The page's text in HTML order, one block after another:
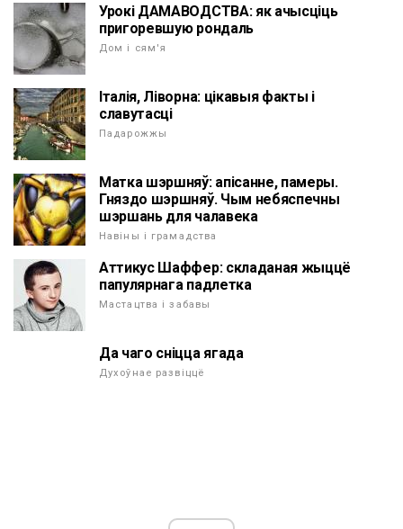
Урокі ДАМАВОДСТВА: як ачысціць
пригоревшую рондаль
Дом і сям'я
Італія, Ліворна: цікавыя факты і
славутасці
Падарожжы
Матка шэршняў: апісанне, памеры.
Гняздо шэршняў. Чым небяспечны
шэршань для чалавека
Навіны і грамадства
Аттикус Шаффер: складаная жыццё
папулярнага падлетка
Мастацтва і забавы
Да чаго сніцца ягада
Духоўнае развіццё